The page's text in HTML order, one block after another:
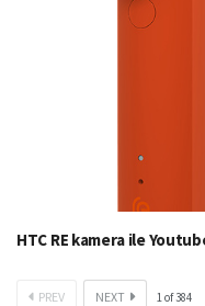
HTC RE kamera ile
PREV NEXT 1 of384